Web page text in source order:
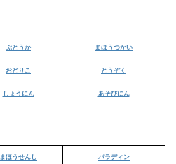
ぶとうか まほうつかい
おどりこ とうぞく
しょうにん あそびにん
まほうせんし パラディン